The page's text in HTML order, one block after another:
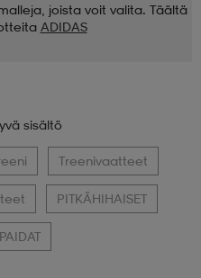
joista voit valita. Täältä
ADIDAS
sisältö
Treenivaatteet
PITKÄHIHAISET